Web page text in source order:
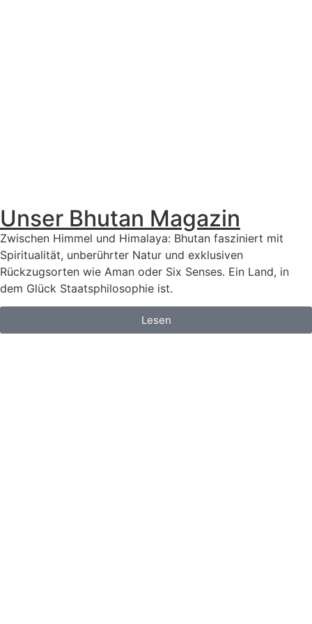
Unser Bhutan Magazin
Zwischen Himmel und Himalaya: Bhutan fasziniert mit
Spiritualität, unberührter Natur und exklusiven
Rückzugsorten wie Aman oder Six Senses. Ein Land, in
dem Glück Staatsphilosophie ist.
Lesen